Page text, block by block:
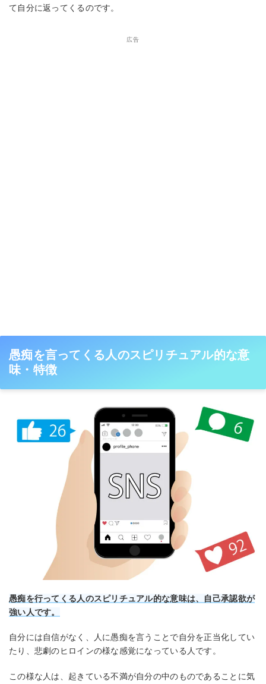
て自分に返ってくるのです。
広告
愚痴を言ってくる人のスピリチュアル的な意
味・特徴
愚痴を行ってくる人のスピリチュアル的な意味は、自己承認欲が
強い人です。
自分には自信がなく、人に愚痴を言うことで自分を正当化してい
たり、悲劇のヒロインの様な感覚になっている人です。
この様な人は、起きている不満が自分の中のものであることに気